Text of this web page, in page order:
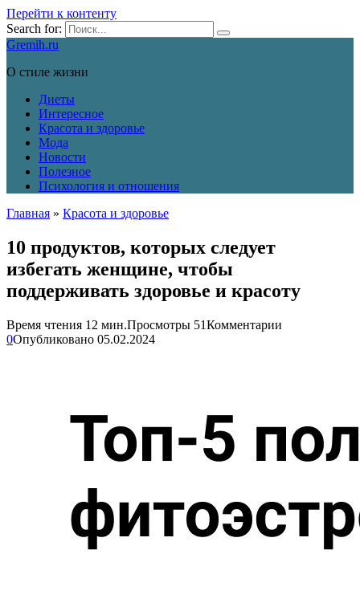
Перейти к контенту
Search for:
Gremih.ru
О стиле жизни
Диеты
Интересное
Красота и здоровье
Мода
Новости
Полезное
Психология и отношения
Главная » Красота и здоровье
10 продуктов, которых следует
избегать женщине, чтобы
поддерживать здоровье и красоту
Время чтения 12 мин.Просмотры 51Комментарии
0Опубликовано 05.02.2024